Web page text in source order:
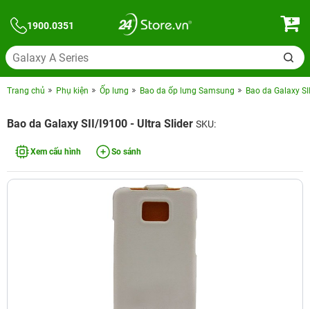
1900.0351
Trang chủ Phụ kiện Ốp lưng Bao da ốp lưng Samsung Bao da Galaxy
Bao da Galaxy SII/I9100 - Ultra Slider SKU:
Xem cấu hình So sánh